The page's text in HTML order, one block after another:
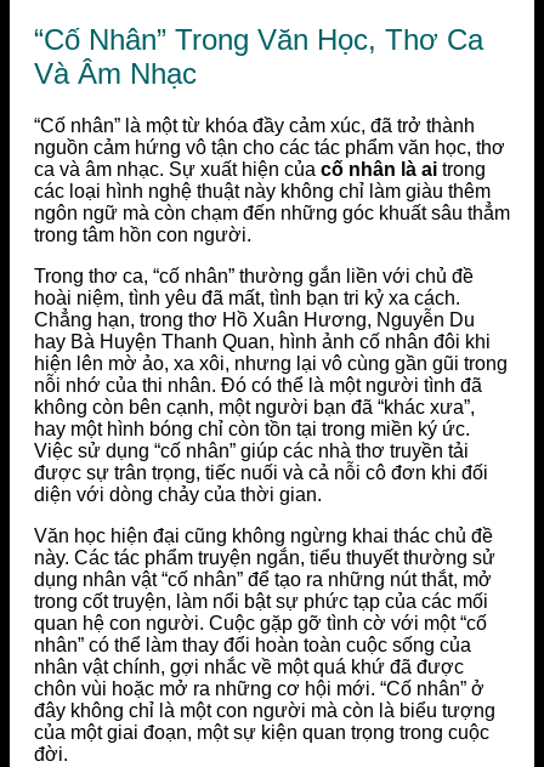
“Cố Nhân” Trong Văn Học, Thơ Ca
Và Âm Nhạc
“Cố nhân” là một từ khóa đầy cảm xúc, đã trở thành
nguồn cảm hứng vô tận cho các tác phẩm văn học, thơ
ca và âm nhạc. Sự xuất hiện của cố nhân là ai trong
các loại hình nghệ thuật này không chỉ làm giàu thêm
ngôn ngữ mà còn chạm đến những góc khuất sâu thẳm
trong tâm hồn con người.
Trong thơ ca, “cố nhân” thường gắn liền với chủ đề
hoài niệm, tình yêu đã mất, tình bạn tri kỷ xa cách.
Chẳng hạn, trong thơ Hồ Xuân Hương, Nguyễn Du
hay Bà Huyện Thanh Quan, hình ảnh cố nhân đôi khi
hiện lên mờ ảo, xa xôi, nhưng lại vô cùng gần gũi trong
nỗi nhớ của thi nhân. Đó có thể là một người tình đã
không còn bên cạnh, một người bạn đã “khác xưa”,
hay một hình bóng chỉ còn tồn tại trong miền ký ức.
Việc sử dụng “cố nhân” giúp các nhà thơ truyền tải
được sự trân trọng, tiếc nuối và cả nỗi cô đơn khi đối
diện với dòng chảy của thời gian.
Văn học hiện đại cũng không ngừng khai thác chủ đề
này. Các tác phẩm truyện ngắn, tiểu thuyết thường sử
dụng nhân vật “cố nhân” để tạo ra những nút thắt, mở
trong cốt truyện, làm nổi bật sự phức tạp của các mối
quan hệ con người. Cuộc gặp gỡ tình cờ với một “cố
nhân” có thể làm thay đổi hoàn toàn cuộc sống của
nhân vật chính, gợi nhắc về một quá khứ đã được
chôn vùi hoặc mở ra những cơ hội mới. “Cố nhân” ở
đây không chỉ là một con người mà còn là biểu tượng
của một giai đoạn, một sự kiện quan trọng trong cuộc
đời.